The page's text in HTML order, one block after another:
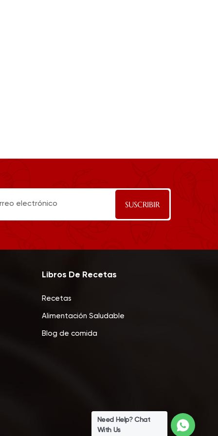
Libros De Recetas
Recetas
Alimentación Saludable
Blog de comida
Need Help? Chat
With Us